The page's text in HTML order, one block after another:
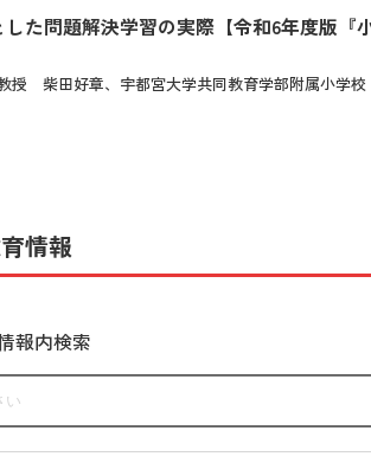
た問題解決学習の実際【令和6年度版『
授 柴田好章、宇都宮大学共同教育学部附属小
情報
報内検索